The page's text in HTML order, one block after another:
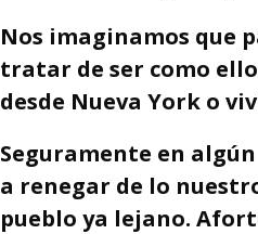
Nos imaginamos que
tratar de ser como
desde Nueva York o
Seguramente en
a renegar de lo
pueblo ya lejano.